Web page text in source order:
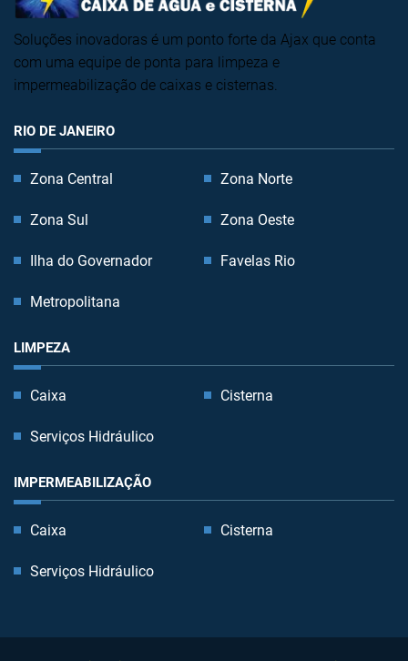
Soluções inovadoras é um ponto forte da Ajax que conta
com uma equipe de ponta para limpeza e
impermeabilização de caixas e cisternas.
RIO DE JANEIRO
Zona Central Zona Norte
Zona Sul Zona Oeste
Ilha do Governador Favelas Rio
Metropolitana
LIMPEZA
Caixa Cisterna
Serviços Hidráulico
IMPERMEABILIZAÇÃO
Caixa Cisterna
Serviços Hidráulico